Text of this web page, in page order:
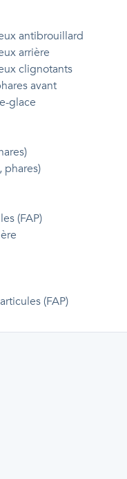
antibrouillard
arrière
clignotants
avant
glace
phares)
(FAP)
(FAP)